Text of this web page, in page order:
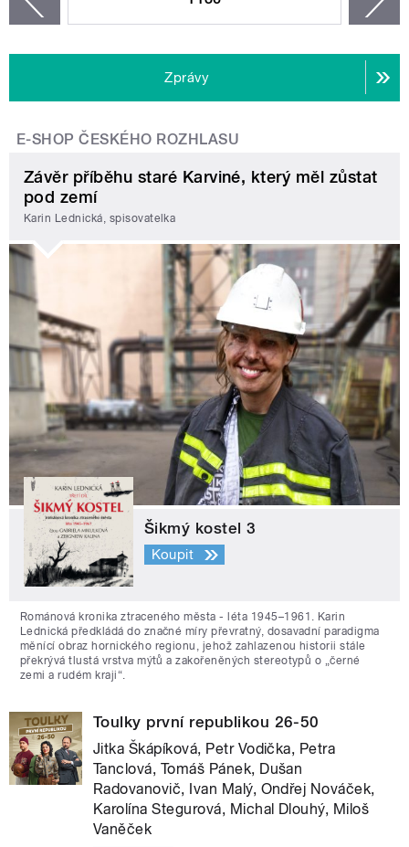
Zprávy
E-SHOP ČESKÉHO ROZHLASU
Závěr příběhu staré Karviné, který měl zůstat
pod zemí
Karin Lednická, spisovatelka
Šikmý kostel 3
Koupit
Románová kronika ztraceného města - léta 1945–1961. Karin
Lednická předkládá do značné míry převratný, dosavadní paradigma
měnící obraz hornického regionu, jehož zahlazenou historii stále
překrývá tlustá vrstva mýtů a zakořeněných stereotypů o „černé
zemi a rudém kraji“.
Toulky první republikou 26-50
Jitka Škápíková, Petr Vodička, Petra
Tanclová, Tomáš Pánek, Dušan
Radovanovič, Ivan Malý, Ondřej Nováček,
Karolína Stegurová, Michal Dlouhý, Miloš
Vaněček